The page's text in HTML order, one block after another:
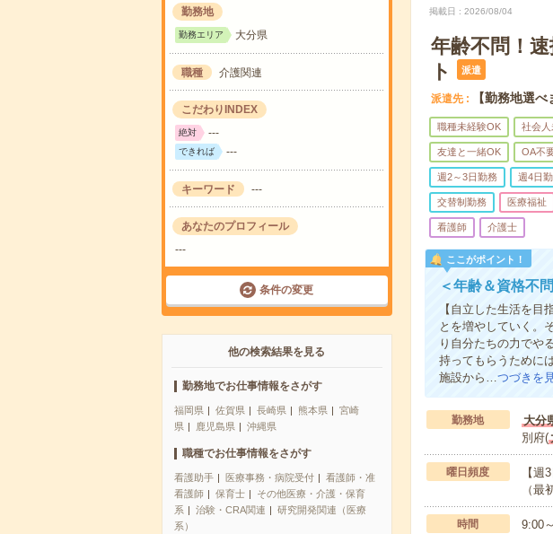
勤務地
勤務エリア 大分県
職種 介護関連
こだわりINDEX
絶対 ---
できれば ---
キーワード ---
あなたのプロフィール
---
条件の変更
他の検索結果を見る
勤務地でお仕事情報をさがす
福岡県 佐賀県 長崎県 熊本県
宮崎
県
鹿児島県 沖縄県
職種でお仕事情報をさがす
看護助手 医療事務・病院受付
看護師・准
看護師
保育士
その他医療・介護・保育
系
治験・CRA関連
研究開発関連（医療
系）
掲載日 2026/08/04
年齢不問！
ト
派遣
派遣先 【勤務地選
職種未経験OK 社会
友達と一緒OK OA不
週2～3日勤務 週4日
交替制勤務 医療福祉
看護師 介護士
ここがポイント！
＜年齢＆資格不
【自立した生活を
とを増やしていく。
り自分たちの力でや
持ってもらうために
施設から…つづきを
勤務地 大分
別府(
曜日頻度
【
（最
時間
9:00